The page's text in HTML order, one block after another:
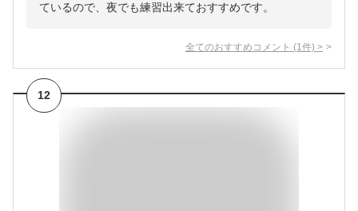
ているので、夜でも練習出来ておすすめです。
全てのおすすめコメント (1 件) >
12